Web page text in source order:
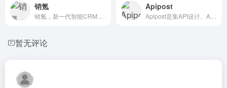
销氪 Apipost
暂无评论